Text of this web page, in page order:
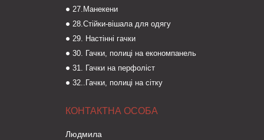
27.Манекени
28.Стійки-вішала для одягу
29. Настінні гачки
30. Гачки, полиці на економпанель
31. Гачки на перфоліст
32..Гачки, полиці на сітку
Людмила